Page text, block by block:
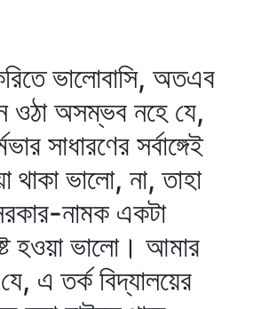
ভালোবাসি, অতএব
ওঠা অসম্ভব নহে যে,
সাধারণের সর্বাঙ্গেই
থাকা ভালো, না, তাহা
নামক একটা
হওয়া ভালো। আমার
এ তর্ক বিদ্যালয়ের